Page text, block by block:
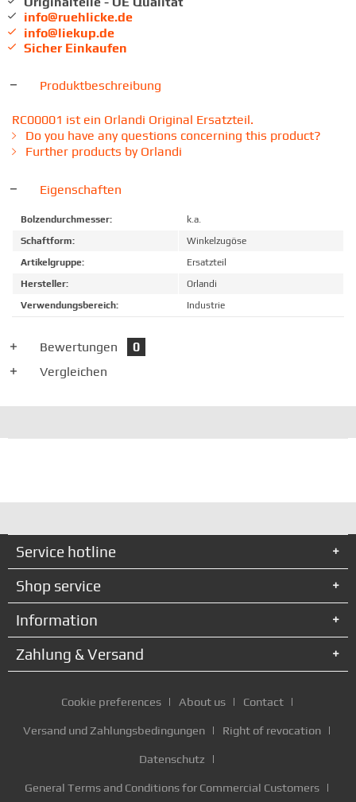
info@ruehlicke.de
info@liekup.de
Sicher Einkaufen
Produktbeschreibung
RC00001 ist ein Orlandi Original Ersatzteil.
Do you have any questions concerning this product?
Further products by Orlandi
Eigenschaften
Bolzendurchmesser:
k.a.
Schaftform:
Winkelzugöse
Artikelgruppe:
Ersatzteil
Hersteller:
Orlandi
Verwendungsbereich:
Industrie
Bewertungen
0
Vergleichen
Service hotline
Shop service
Information
Zahlung & Versand
Cookie preferences About us Contact
Versand und Zahlungsbedingungen Right of revocation
Datenschutz
General Terms and Conditions for Commercial Customers